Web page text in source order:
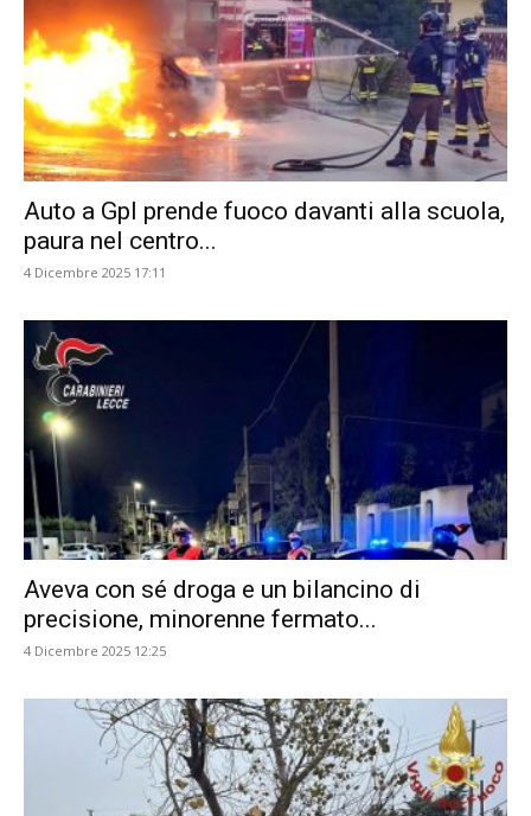
Auto a Gpl prende fuoco davanti alla scuola,
paura nel centro...
4 Dicembre 2025 17:11
Aveva con sé droga e un bilancino di
precisione, minorenne fermato...
4 Dicembre 2025 12:25